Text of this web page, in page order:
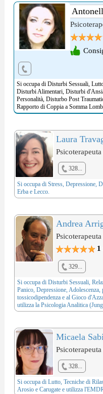
Si occupa di Disturbi Sessuali,
Disturbi Alimentari, Disturbi
Personalità, Disturbo Post
Rapporto di Coppiaa Somma
Laura
328...
Si occupa di Stress, Depressione,
Erba e Lecco.
Andrea
1
329...
Si occupa di Disturbi Sessuali,
Panico, Depressione, Adolescenza,
tossicodipendenzae al Gioco
utilizza la Psicologia Analitica
Micaela
328...
Si occupa di Lutto, Tecniche di
Arosio e Carugate e utilizza l'